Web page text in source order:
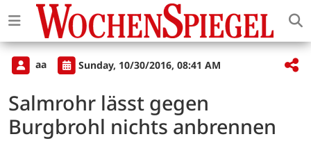
aa Sunday, 10/30/2016, 08:41 AM
Salmrohr lässt gegen
Burgbrohl nichts anbrennen